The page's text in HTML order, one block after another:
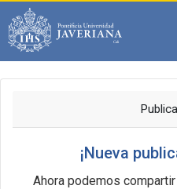
¡Nueva
Ahora podemos